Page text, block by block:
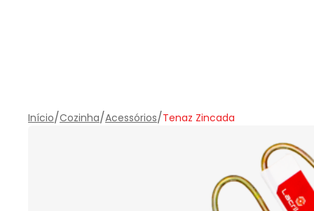
Início/Cozinha/Acessórios/Tenaz Zincada